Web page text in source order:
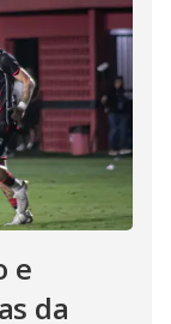
e
da